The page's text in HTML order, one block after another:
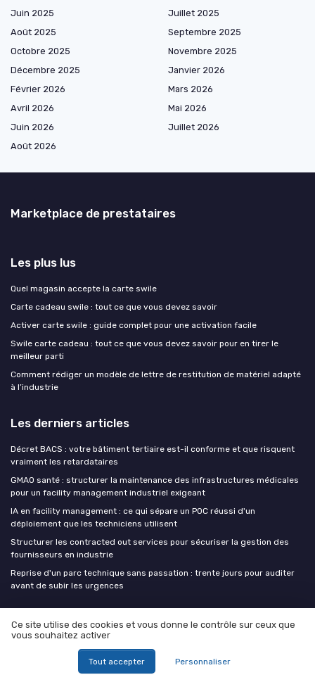
Juin 2025
Juillet 2025
Août 2025
Septembre 2025
Octobre 2025
Novembre 2025
Décembre 2025
Janvier 2026
Février 2026
Mars 2026
Avril 2026
Mai 2026
Juin 2026
Juillet 2026
Août 2026
Marketplace de prestataires
Les plus lus
Quel magasin accepte la carte swile
Carte cadeau swile : tout ce que vous devez savoir
Activer carte swile : guide complet pour une activation facile
Swile carte cadeau : tout ce que vous devez savoir pour en tirer le
meilleur parti
Comment rédiger un modèle de lettre de restitution de matériel adapté
à l’industrie
Les derniers articles
Décret BACS : votre bâtiment tertiaire est-il conforme et que risquent
vraiment les retardataires
GMAO santé : structurer la maintenance des infrastructures médicales
pour un facility management industriel exigeant
IA en facility management : ce qui sépare un POC réussi d'un
déploiement que les techniciens utilisent
Structurer les contracted out services pour sécuriser la gestion des
fournisseurs en industrie
Reprise d'un parc technique sans passation : trente jours pour auditer
avant de subir les urgences
FM at WORK !
Ce site utilise des cookies et vous donne le contrôle sur ceux que
vous souhaitez activer
Tout accepter Personnaliser